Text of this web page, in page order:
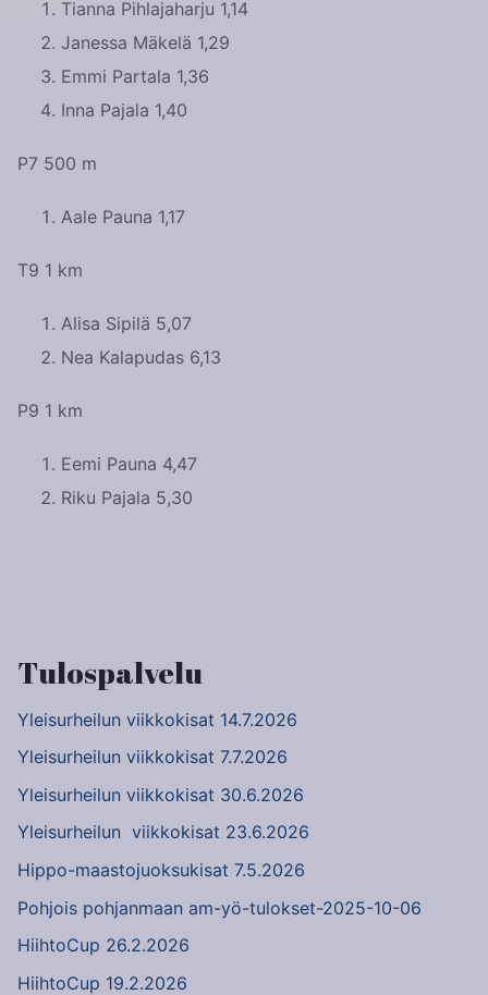
Tianna Pihlajaharju 1,14
Janessa Mäkelä 1,29
Emmi Partala 1,36
Inna Pajala 1,40
P7 500 m
Aale Pauna 1,17
T9 1 km
Alisa Sipilä 5,07
Nea Kalapudas 6,13
P9 1 km
Eemi Pauna 4,47
Riku Pajala 5,30
Tulospalvelu
Yleisurheilun viikkokisat 14.7.2026
Yleisurheilun viikkokisat 7.7.2026
Yleisurheilun viikkokisat 30.6.2026
Yleisurheilun viikkokisat 23.6.2026
Hippo-maastojuoksukisat 7.5.2026
Pohjois pohjanmaan am-yö-tulokset-2025-10-06
HiihtoCup 26.2.2026
HiihtoCup 19.2.2026